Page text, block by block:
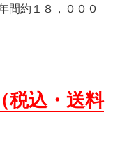
間約１８，０００
税込・送料